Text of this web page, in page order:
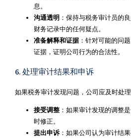
息。
沟通透明：保持与税务审计员的
财务记录中的任何疑点。
准备解释和证据：针对可能的问
证据，证明公司行为的合法性。
6. 处理审计结果和申诉
如果税务审计发现问题，公司应及时处
接受调整：如果审计发现的调整
时修正。
提出申诉：如果公司认为审计结